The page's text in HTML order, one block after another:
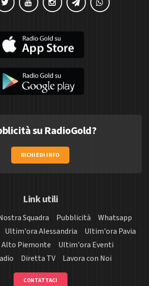
su RadioGold?
RICHIEDI INFO
Link utili
Squadra Pubblicità
Whatsapp
Ultim'ora Alessandria
Ultim'ora Pavia
Piemonte
Ultim'ora Eventi
Diretta TV Lavora con Noi
CONTATTACI